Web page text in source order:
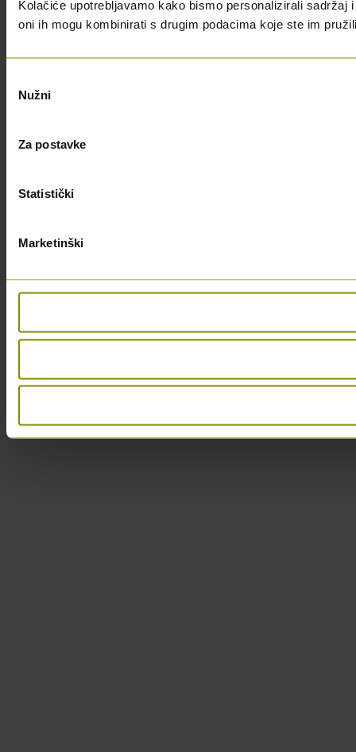
Kolačiće upotrebljavamo kako bismo personalizirali
oni ih mogu kombinirati s drugim podacima koje ste im
pristanka
Nužni
Za postavke
Statistički
Marketinški